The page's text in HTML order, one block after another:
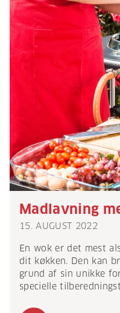
Madlavning
15. AUGUST 2022
En wok er det mest
dit køkken. Den kan
grund af sin unikke
specielle